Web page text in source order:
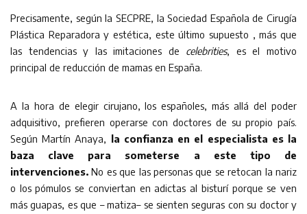
Precisamente, según la SECPRE, la Sociedad Española de Cirugía
Plástica Reparadora y estética, este último supuesto , más que
las tendencias y las imitaciones de celebrities, es el motivo
principal de reducción de mamas en España.
A la hora de elegir cirujano, los españoles, más allá del poder
adquisitivo, prefieren operarse con doctores de su propio país.
Según Martín Anaya, la confianza en el especialista es la
baza clave para someterse a este tipo de
intervenciones. No es que las personas que se retocan la nariz
o los pómulos se conviertan en adictas al bisturí porque se ven
más guapas, es que – matiza– se sienten seguras con su doctor y